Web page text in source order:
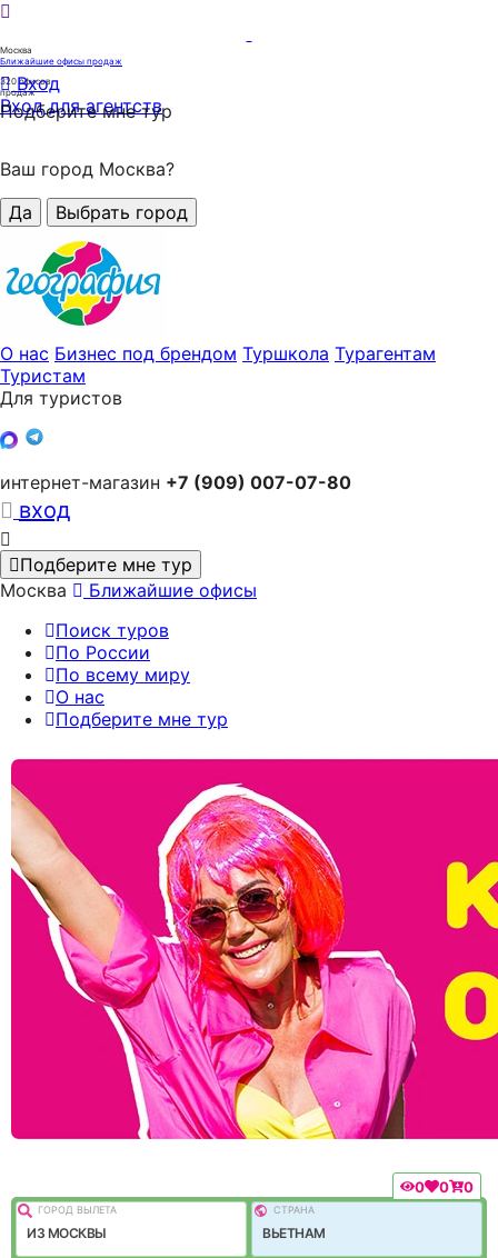
Москва
Ближайшие офисы продаж
320офисов
продаж
Вход
Вход для агентств
Подберите мне тур
Ваш город Москва?
Да
Выбрать город
О нас Бизнес под брендом Туршкола Турагентам
Туристам
Для туристов
интернет-магазин +7 (909) 007-07-80
вход
Подберите мне тур
Москва
Ближайшие офисы
Поиск туров
По России
По всему миру
О нас
Подберите мне тур
0 0 0
ГОРОД ВЫЛEТА
ИЗ МОСКВЫ
СТРАНА
ВЬЕТНАМ